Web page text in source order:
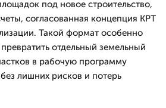
под новое строительство,
согласованная концепция КРТ
Такой формат особенно
отдельный земельный
в рабочую программу
лишних рисков и потерь